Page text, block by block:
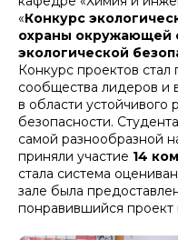
«Конкурс
охраны окружающей
экологической
Конкурс проектов
сообщества лидеров и
в области устойчивого
безопасности.
самой разнообразной
приняли участие 14
стала система
зале была
понравившийся проект